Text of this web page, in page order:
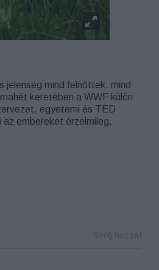
jelenség mind felnőttek, mind
keretében a WWF külön
egyetemi és TED
embereket érzelmileg,